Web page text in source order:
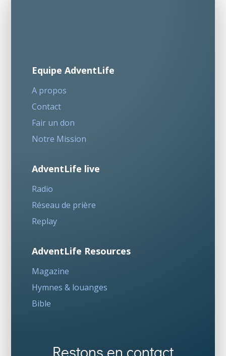
Equipe AdventLife
A propos
Contact
Fair un don
Notre Mission
AdventLife live
Radio
Réseau de prière
Replay
AdventLife Resources
Magazine
Hymnes & louanges
Bible
Restons en contact